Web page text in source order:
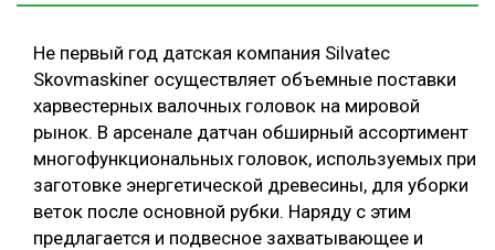
Не первый год датская компания Silvatec
Skovmaskiner осуществляет объемные поставки
харвестерных валочных головок на мировой
рынок. В арсенале датчан обширный ассортимент
многофункциональных головок, используемых при
заготовке энергетической древесины, для уборки
веток после основной рубки. Наряду с этим
предлагается и подвесное захватывающее и